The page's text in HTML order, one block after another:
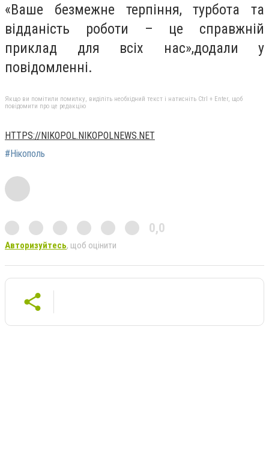
«Ваше безмежне терпіння, турбота та
відданість роботи – це справжній
приклад для всіх нас»,додали у
повідомленні.
Якщо ви помітили помилку, виділіть необхідний текст і натисніть Ctrl + Enter, щоб
повідомити про це редакцію
HTTPS://NIKOPOL.NIKOPOLNEWS.NET
#Нікополь
0,0
Авторизуйтесь, щоб оцінити